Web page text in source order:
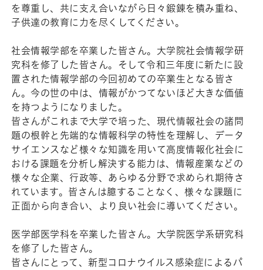
を尊重し、共に支え合いながら日々鍛錬を積み重ね、
子供達の教育に力を尽くしてください。
社会情報学部を卒業した皆さん。大学院社会情報学研
究科を修了した皆さん。そして令和三年度に新たに設
置された情報学部の今回初めての卒業生となる皆さ
ん。今の世の中は、情報がかつてないほど大きな価値
を持つようになりました。
皆さんがこれまで大学で培った、現代情報社会の諸問
題の根幹と先端的な情報科学の特性を理解し、データ
サイエンスなど様々な知識を用いて高度情報化社会に
おける課題を分析し解決する能力は、情報産業などの
様々な企業、行政等、あらゆる分野で求められ期待さ
れています。皆さんは臆することなく、様々な課題に
正面から向き合い、より良い社会に導いてください。
医学部医学科を卒業した皆さん。大学院医学系研究科
を修了した皆さん。
皆さんにとって、新型コロナウイルス感染症によるパ